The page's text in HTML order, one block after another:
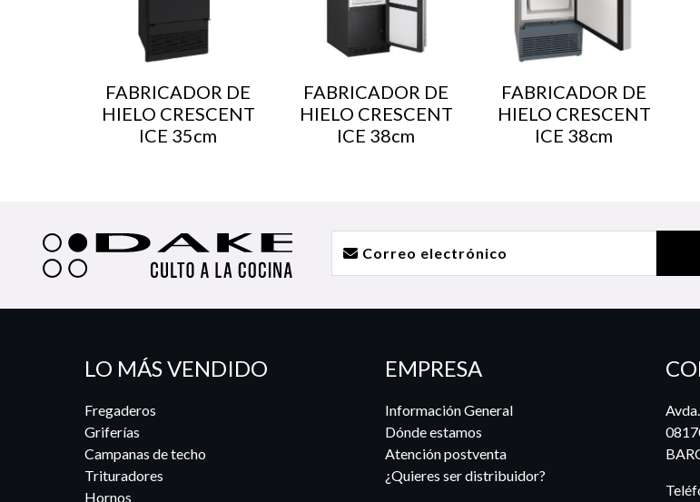
FABRICADOR DE
HIELO CRESCENT
ICE 35cm
FABRICADOR DE
HIELO CRESCENT
ICE 38cm
FABRICADOR DE
HIELO CRESCENT
ICE 38cm
LO MÁS VENDIDO
Fregaderos
Griferías
Campanas de techo
Trituradores
Hornos
EMPRESA
Información General
Dónde estamos
Atención postventa
¿Quieres ser distribuidor?